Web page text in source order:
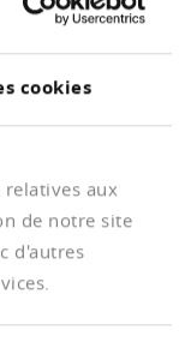
cookies
aux
de notre site
d'autres